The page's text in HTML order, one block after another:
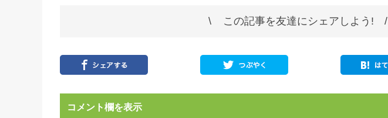
この記事を友達にシェアしよう! /
コメント欄を表示